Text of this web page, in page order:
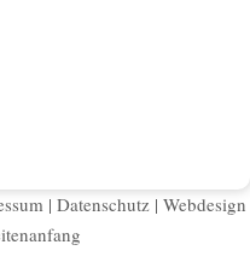
| Datenschutz | Webdesign